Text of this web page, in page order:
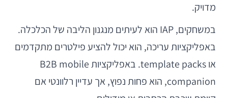
מדויק.
במשחקים, IAP הוא לעיתים מנגנון הליבה של הכלכלה.
באפליקציות עריכה, הוא יכול להציע פילטרים מתקדמים
או template packs. באפליקציות B2B mobile
companion, הוא פחות נפוץ, אך עדיין רלוונטי אם